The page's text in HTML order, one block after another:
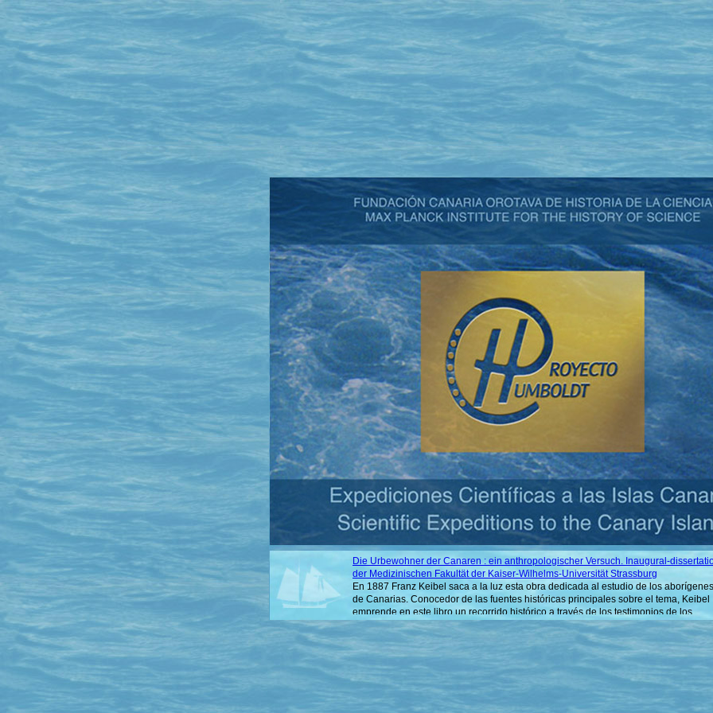
Die Urbewohner der Canaren : ein anthropologischer Versuch. Inaugural-
der Medizinischen Fakultät der Kaiser-Wilhelms-Universität Strassburg
En 1887 Franz Keibel saca a la luz esta obra dedicada al estudio de los aborígenes
de Canarias. Conocedor de las fuentes históricas principales sobre el tema, Keibel
emprende en este libro un recorrido histórico a través de los testimonios de los
cronistas para terminar con el comentario de varias teorías de antropólogos
coetáneos, como Verneau, Retzius, Meigs, Spengel o Hoeven.
Reisestudien auf Tenerife über einige Pflanzen der Kanarischen Inseln und
Bemerkungen über die etwaige Einbürgerung dieser Pflanzen in Deutsch-
Südwestafrika
El propio Leonhard Lindinger afirma en el prólogo de esta obra que a principios del
año 1908 se encontraba en una situación propicia para abundar en el estudio de la